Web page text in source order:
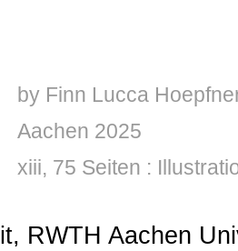
by Finn Lucca
Aachen 2025
xiii, 75 Seiten :
RWTH Aachen